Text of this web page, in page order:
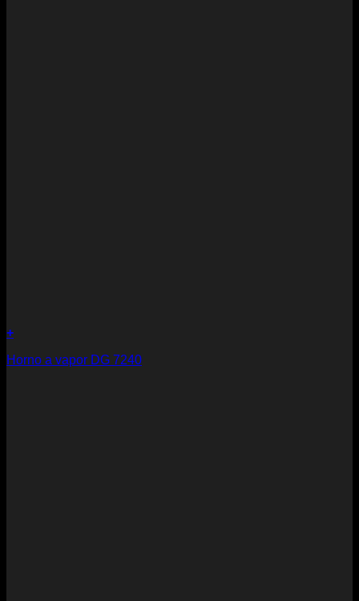
+
Horno a vapor DG 7240